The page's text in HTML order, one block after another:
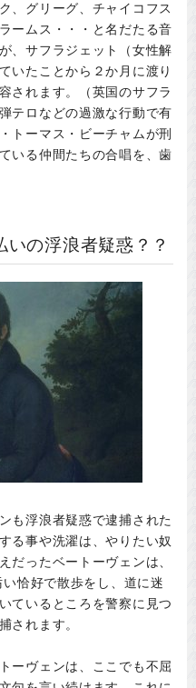
、グリーグ、チャイコフス
ームス・・・と名だたる音
、サフラジェット（女性解
いたことから２か月に渡り
されます。（英国のサフラ
テロなどの過激な行動で有
トーマス・ビーチャムが刑
いる仲間たちの合唱を、歯
の浮浪者疑惑？？
も浮浪者疑惑で逮捕された
る事や洗濯は、やりたい奴
だったベートーヴェンは、
恰好で散歩をし、道に迷
ているところを警察に見つ
されます。
ーヴェンは、ここでも不屈